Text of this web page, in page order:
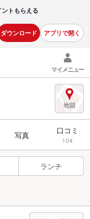
トもらえる
ダウンロード アプリで開く
マイメニュー
写真 口コミ
104
ランチ